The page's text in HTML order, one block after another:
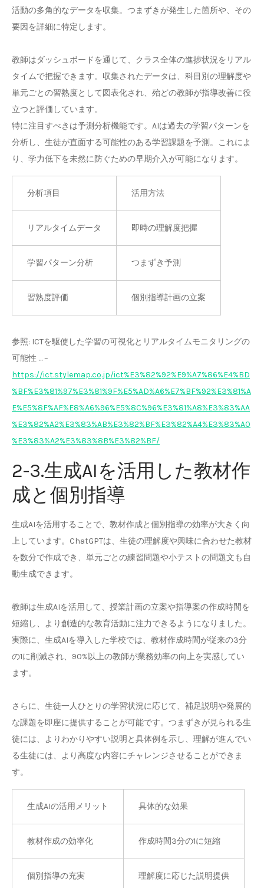
活動の多角的なデータを収集。つまずきが発生した箇所や、その
要因を詳細に特定します。
教師はダッシュボードを通じて、クラス全体の進捗状況をリアル
タイムで把握できます。収集されたデータは、科目別の理解度や
単元ごとの習熟度として図表化され、殆どの教師が指導改善に役
立つと評価しています。
特に注目すべきは予測分析機能です。AIは過去の学習パターンを
分析し、生徒が直面する可能性のある学習課題を予測。これによ
り、学力低下を未然に防ぐための早期介入が可能になります。
分析項目 活用方法
リアルタイムデータ 即時の理解度把握
学習パターン分析 つまずき予測
習熟度評価 個別指導計画の立案
参照: ICTを駆使した学習の可視化とリアルタイムモニタリングの
可能性 … –
https://ict.stylemap.co.jp/ict%E3%82%92%E9%A7%86%E4%BD
%BF%E3%81%97%E3%81%9F%E5%AD%A6%E7%BF%92%E3%81%A
E%E5%8F%AF%E8%A6%96%E5%8C%96%E3%81%A8%E3%83%AA
%E3%82%A2%E3%83%AB%E3%82%BF%E3%82%A4%E3%83%A0
%E3%83%A2%E3%83%8B%E3%82%BF/
2-3.生成AIを活用した教材作
成と個別指導
生成AIを活用することで、教材作成と個別指導の効率が大きく向
上しています。ChatGPTは、生徒の理解度や興味に合わせた教材
を数分で作成でき、単元ごとの練習問題や小テストの問題文も自
動生成できます。
教師は生成AIを活用して、授業計画の立案や指導案の作成時間を
短縮し、より創造的な教育活動に注力できるようになりました。
実際に、生成AIを導入した学校では、教材作成時間が従来の3分
の1に削減され、90%以上の教師が業務効率の向上を実感してい
ます。
さらに、生徒一人ひとりの学習状況に応じて、補足説明や発展的
な課題を即座に提供することが可能です。つまずきが見られる生
徒には、よりわかりやすい説明と具体例を示し、理解が進んでい
る生徒には、より高度な内容にチャレンジさせることができま
す。
生成AIの活用メリット 具体的な効果
教材作成の効率化 作成時間3分の1に短縮
個別指導の充実 理解度に応じた説明提供